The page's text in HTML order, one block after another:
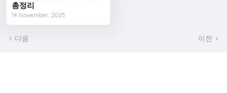
총정리
14 November, 2025
다음 이전